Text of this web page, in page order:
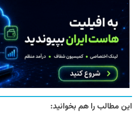
این مطالب را هم بخوانید: